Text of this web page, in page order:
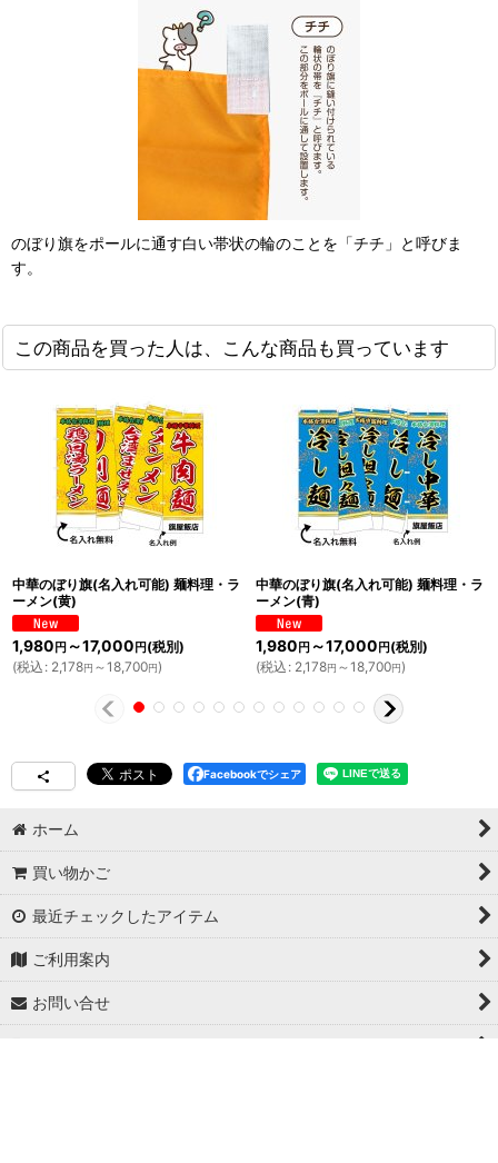
のぼり旗をポールに通す白い帯状の輪のことを「チチ」と呼びま
す。
この商品を買った人は、こんな商品も買っています
中華のぼり旗(名入れ可能) 麺料理・ラ
ーメン(黄)
1,980 円 ～17,000 円 (税別)
(税込 : 2,178円 ～18,700円)
中華のぼり旗(名入れ可能) 麺料理・ラ
ーメン(青)
1,980 円 ～17,000 円 (税別)
(税込 : 2,178円 ～18,700円)
Facebookでシェア
ホーム
買い物かご
最近チェックしたアイテム
ご利用案内
お問い合せ